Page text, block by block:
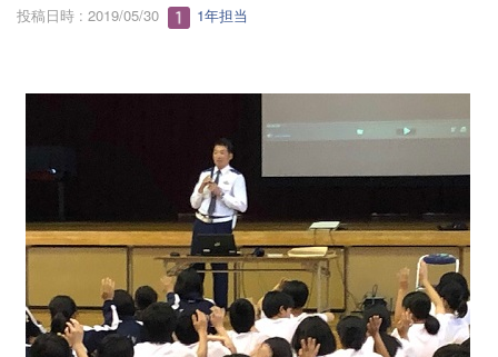
投稿日時 : 2019/05/30 1年担当